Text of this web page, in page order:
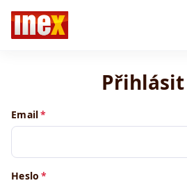
Přihlásit
Email
Heslo